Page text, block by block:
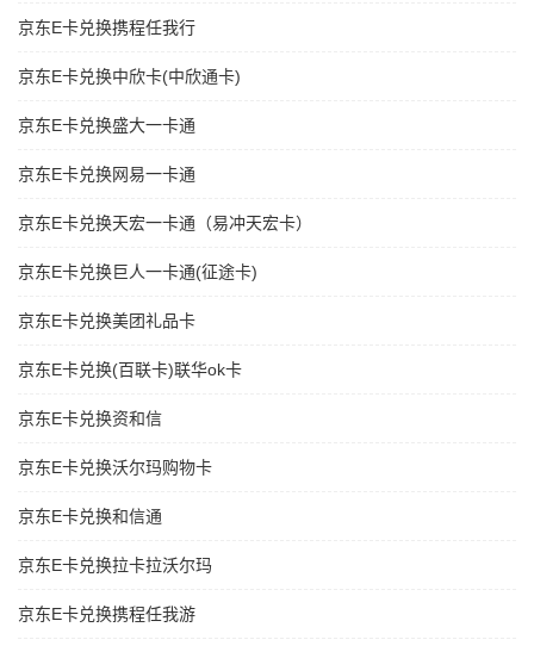
京东E卡兑换携程任我行
京东E卡兑换中欣卡(中欣通卡)
京东E卡兑换盛大一卡通
京东E卡兑换网易一卡通
京东E卡兑换天宏一卡通（易冲天宏卡）
京东E卡兑换巨人一卡通(征途卡)
京东E卡兑换美团礼品卡
京东E卡兑换(百联卡)联华ok卡
京东E卡兑换资和信
京东E卡兑换沃尔玛购物卡
京东E卡兑换和信通
京东E卡兑换拉卡拉沃尔玛
京东E卡兑换携程任我游